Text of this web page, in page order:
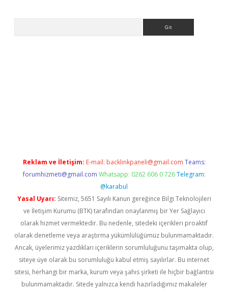
Reklam ve İletişim: E-mail: backlinkpaneli@gmail.com Teams:
forumhizmeti@gmail.com Whatsapp: 0262 606 0 726 Telegram:
@karabul
Yasal Uyarı: Sitemiz, 5651 Sayılı Kanun gereğince Bilgi Teknolojileri
ve İletişim Kurumu (BTK) tarafından onaylanmış bir Yer Sağlayıcı
olarak hizmet vermektedir. Bu nedenle, sitedeki içerikleri proaktif
olarak denetleme veya araştırma yükümlülüğümüz bulunmamaktadır.
Ancak, üyelerimiz yazdıkları içeriklerin sorumluluğunu taşımakta olup,
siteye üye olarak bu sorumluluğu kabul etmiş sayılırlar. Bu internet
sitesi, herhangi bir marka, kurum veya şahıs şirketi ile hiçbir bağlantısı
bulunmamaktadır. Sitede yalnızca kendi hazırladığımız makaleler